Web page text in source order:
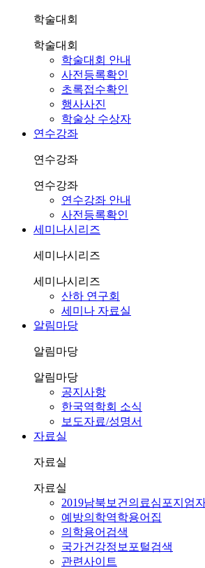
학술대회
학술대회
학술대회 안내
사전등록확인
초록접수확인
행사사진
학술상 수상자
연수강좌
연수강좌
연수강좌
연수강좌 안내
사전등록확인
세미나시리즈
세미나시리즈
세미나시리즈
산하 연구회
세미나 자료실
알림마당
알림마당
알림마당
공지사항
한국역학회 소식
보도자료/성명서
자료실
자료실
자료실
2019남북보건의료심포지엄
예방의학역학용어집
의학용어검색
국가건강정보포털검색
관련사이트